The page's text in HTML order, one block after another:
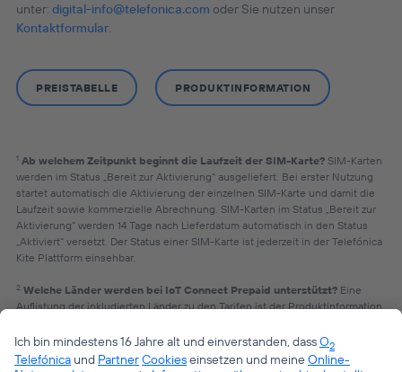
unter: digital-info@telefonica.com oder Sie nutzen unser
Kontaktformular.
PREISTABELLE PRODUKTINFORMATION
1 Ab welchem Zeitpunkt beginnt die Laufzeit der SIM-Karte? SIM-Karten
werden im Status „Bereit zur Aktivierung“ ausgeliefert. Bei erster Nutzung
startet automatisch die Aktivierung der einzelnen SIM-Karte und damit die
Laufzeit sowie kommerzielle Abrechnung. SIM-Karten im Status „Bereit zur
Aktivierung“ werden 14 Tage nach Lieferdatum automatisch in den Status
„Aktiviert“ versetzt. Der Status einer SIM-Karte ist jederzeit in der Telefónica
Kite Plattform einsehbar.
2 Welche Länder werden bei IoT Connect Prepaid unterstützt? Eine
Auflistung der inkludierten Länder zu den Tarifen ist der Produktinformation
Was ist eine Global Sim Vivo-o2-Movistar Bei der Global Sim Vivo-o2-